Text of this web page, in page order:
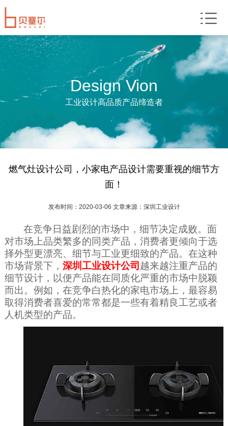
Design Vion
工业设计高品质产品缔造者
燃气灶设计公司，小家电产品设计需要重视的细节方
面！
发布时间：2020-03-06 文章来源：深圳工业设计
在竞争日益剧烈的市场中，细节决定成败。面
对市场上品类繁多的同类产品，消费者更倾向于选
择外型更漂亮、细节与工业更细致的产品。在这种
市场背景下， 深圳工业设计公司 越来越注重产品的
细节设计，以便产品能在同质化严重的市场中脱颖
而出。例如，在竞争白热化的家电市场上，最容易
取得消费者喜爱的常常都是一些有着精良工艺或者
人机类型的产品。